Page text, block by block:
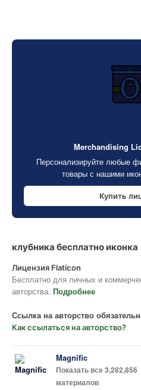
Merchandising
Персонализируйте любые
товары с нашими
Купить
клубника бесплатно иконка
Лицензия Flaticon
Бесплатно для личных и
авторства. Подробнее
Ссылка на авторство
Как ссылаться на авторство?
Magnific
Показать все 3,282,856
материалов